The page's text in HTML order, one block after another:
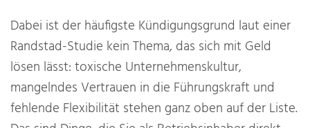
Dabei ist der häufigste Kündigungsgrund laut einer
Randstad-Studie kein Thema, das sich mit Geld
lösen lässt: toxische Unternehmenskultur,
mangelndes Vertrauen in die Führungskraft und
fehlende Flexibilität stehen ganz oben auf der Liste.